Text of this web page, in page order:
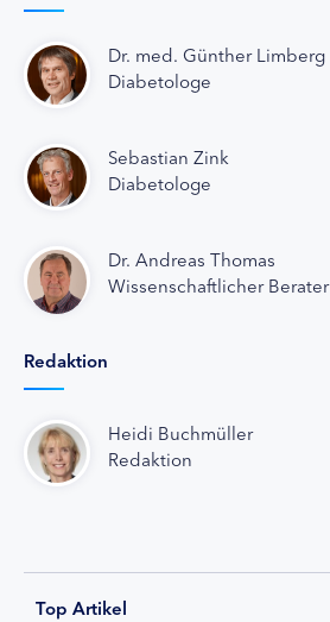
Dr. med. Günther Limberg
Diabetologe
Sebastian Zink
Diabetologe
Dr. Andreas Thomas
Wissenschaftlicher Berater
Redaktion
Heidi Buchmüller
Redaktion
Top Artikel